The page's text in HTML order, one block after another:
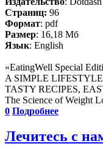
Cтраниц: 96
Формат: pdf
Размер: 16,18 Мб
Язык: English
«EatingWell Special
A SIMPLE LIFESTYLE
TASTY RECIPES,
The Science of Weight
0 Подробнее
Лечитесь с